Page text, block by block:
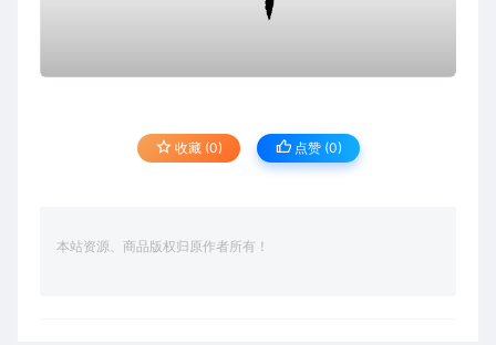
收藏 (0) 点赞 (0)
本站资源、商品版权归原作者所有！